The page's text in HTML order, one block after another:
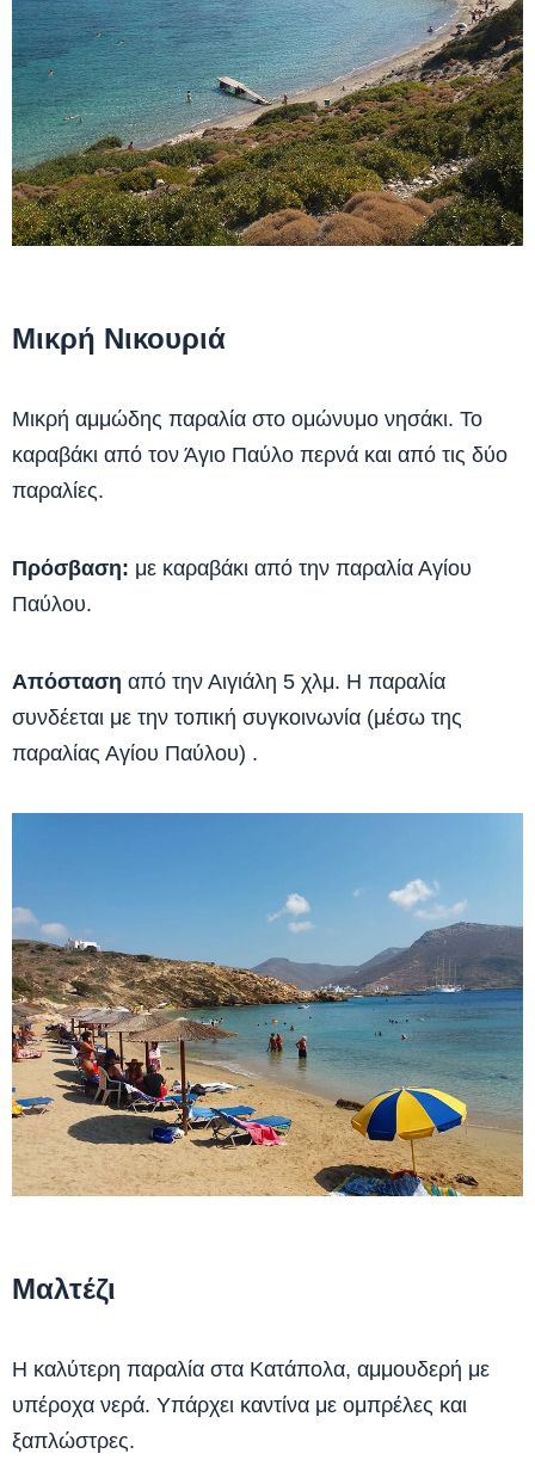
Μικρή Νικουριά
Μικρή αμμώδης παραλία στο ομώνυμο νησάκι. Το
καραβάκι από τον Άγιο Παύλο περνά και από τις δύο
παραλίες.
Πρόσβαση: με καραβάκι από την παραλία Αγίου
Παύλου.
Απόσταση από την Αιγιάλη 5 χλμ. Η παραλία
συνδέεται με την τοπική συγκοινωνία (μέσω της
παραλίας Αγίου Παύλου) .
Μαλτέζι
Η καλύτερη παραλία στα Κατάπολα, αμμουδερή με
υπέροχα νερά. Υπάρχει καντίνα με ομπρέλες και
ξαπλώστρες.